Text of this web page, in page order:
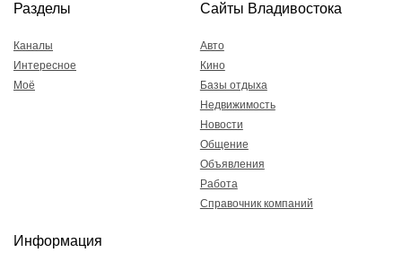
Разделы
Каналы
Интересное
Моё
Сайты Владивостока
Авто
Кино
Базы отдыха
Недвижимость
Новости
Общение
Объявления
Работа
Справочник компаний
Информация